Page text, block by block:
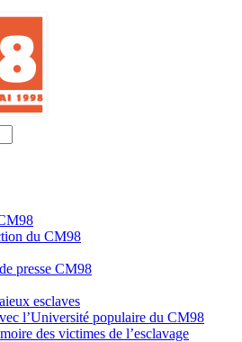
du CM98
presse CM98
esclaves
l’Université populaire du CM98
des victimes de l’esclavage